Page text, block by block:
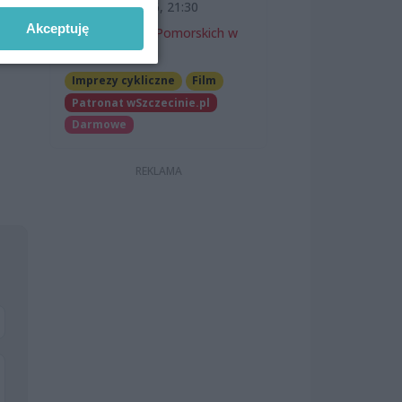
z
11 sierpnia 2026, 21:30
Zamek Książąt Pomorskich w
Szczecinie
Imprezy cykliczne
Film
Patronat wSzczecinie.pl
Darmowe
Akceptuję